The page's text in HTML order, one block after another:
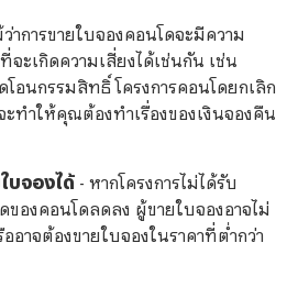
ว่าการขายใบจองคอนโดจะมีความ
จะเกิดความเสี่ยงได้เช่นกัน เช่น
โอนกรรมสิทธิ์ โครงการคอนโดยกเลิก
ะทำให้คุณต้องทำเรื่องของเงินจองคืน
บจองได้ - หากโครงการไม่ได้รับ
ของคอนโดลดลง ผู้ขายใบจองอาจไม่
อาจต้องขายใบจองในราคาที่ต่ำกว่า